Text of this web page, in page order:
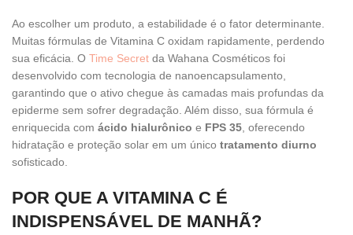
Ao escolher um produto, a estabilidade é o fator determinante.
Muitas fórmulas de Vitamina C oxidam rapidamente, perdendo
sua eficácia. O Time Secret da Wahana Cosméticos foi
desenvolvido com tecnologia de nanoencapsulamento,
garantindo que o ativo chegue às camadas mais profundas da
epiderme sem sofrer degradação. Além disso, sua fórmula é
enriquecida com ácido hialurônico e FPS 35 , oferecendo
hidratação e proteção solar em um único tratamento diurno
sofisticado.
POR QUE A VITAMINA C É
INDISPENSÁVEL DE MANHÃ?